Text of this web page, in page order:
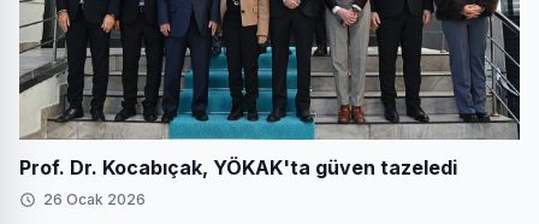
Prof. Dr. Kocabıçak, YÖKAK'ta güven tazeledi
26 Ocak 2026